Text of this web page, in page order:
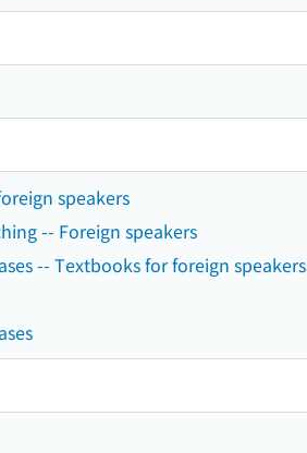
speakers
-- Foreign speakers
-- Textbooks for foreign speakers